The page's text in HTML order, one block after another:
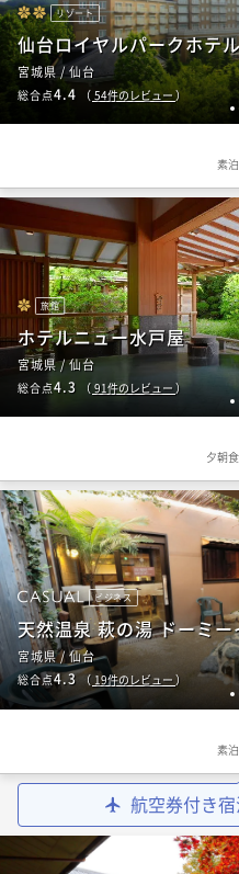
1
リゾート
仙台ロイヤルパークホテ
宮城県 / 仙台
総合点4.4 （ 54件のレビュー）
素
1
旅館
ホテルニュー水戸屋
宮城県 / 仙台
総合点4.3 （ 91件のレビュー）
夕朝
1
ビジネス
天然温泉 萩の湯 ドーミ
宮城県 / 仙台
総合点4.3 （ 19件のレビュー）
素
航空券付き